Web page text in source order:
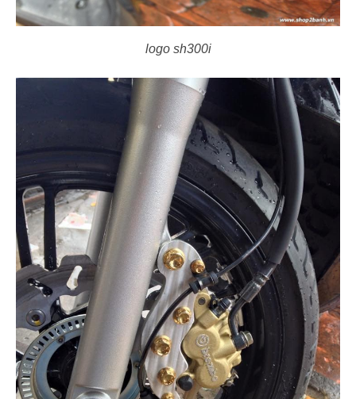
logo sh300i